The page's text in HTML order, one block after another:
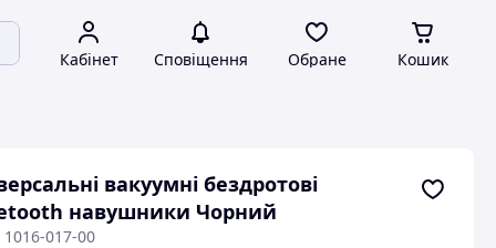
Кабінет Сповіщення Обране Кошик
вакуумні бездротові
навушники Чорний
1016-017-00